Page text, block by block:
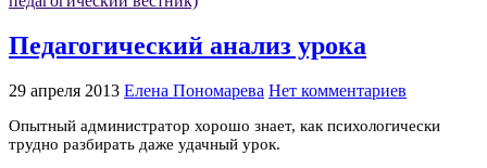
Педагогический анализ урока
29 апреля 2013 Елена Пономарева Нет комментариев
Опытный администратор хорошо знает, как психологически
трудно разбирать даже удачный урок.